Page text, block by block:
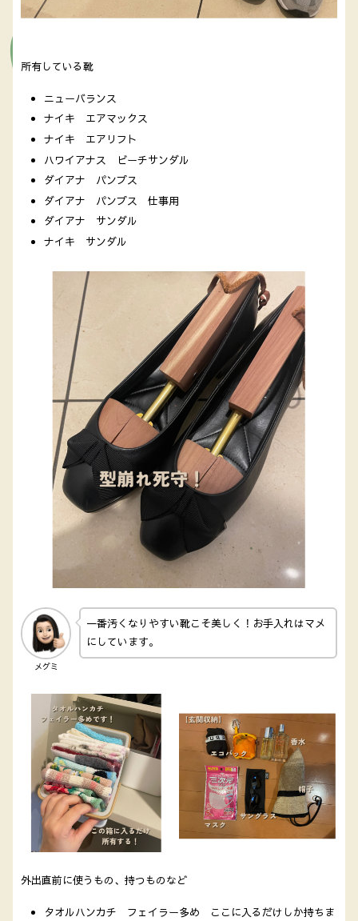
所有している靴
ニューバランス
ナイキ エアマックス
ナイキ エアリフト
ハワイアナス ビーチサンダル
ダイアナ パンプス
ダイアナ パンプス 仕事用
ダイアナ サンダル
ナイキ サンダル
メグミ
一番汚くなりやすい靴こそ美しく！お手入れはマメ
にしています。
外出直前に使うもの、持つものなど
タオルハンカチ フェイラー多め ここに入るだけしか持ちま